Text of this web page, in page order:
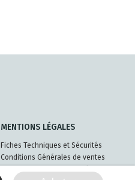
MENTIONS LÉGALES
Fiches Techniques et Sécurités
Conditions Générales de ventes